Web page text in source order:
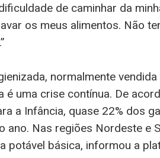
de caminhar da
os meus alimentos. Não
normalmente
é uma crise contínua. De
a Infância, quase 22% dos
Nas regiões Nordeste e
potável básica, informou a